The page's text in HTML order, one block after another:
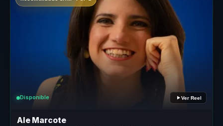
Disponible Ver Reel
Ale Marcote